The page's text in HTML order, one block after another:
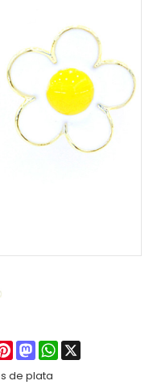
PinterestMastodonWhatsApp
de plata